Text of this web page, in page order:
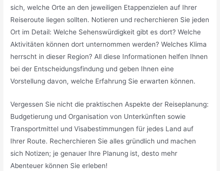
sich, welche Orte an den jeweiligen Etappenzielen auf Ihrer
Reiseroute liegen sollten. Notieren und recherchieren Sie jeden
Ort im Detail: Welche Sehenswürdigkeit gibt es dort? Welche
Aktivitäten können dort unternommen werden? Welches Klima
herrscht in dieser Region? All diese Informationen helfen Ihnen
bei der Entscheidungsfindung und geben Ihnen eine
Vorstellung davon, welche Erfahrung Sie erwarten können.
Vergessen Sie nicht die praktischen Aspekte der Reiseplanung:
Budgetierung und Organisation von Unterkünften sowie
Transportmittel und Visabestimmungen für jedes Land auf
Ihrer Route. Recherchieren Sie alles gründlich und machen
sich Notizen; je genauer Ihre Planung ist, desto mehr
Abenteuer können Sie erleben!